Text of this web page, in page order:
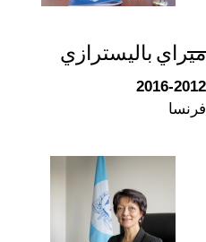
ميراي باليسترازي
2016-2012
فرنسا